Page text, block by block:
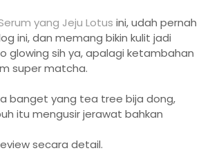
yang Jeju Lotus ini, udah pernah
ini, dan memang bikin kulit jadi
glowing sih ya, apalagi ketambahan
super matcha.
banget yang tea tree bija dong,
itu mengusir jerawat bahkan
secara detail.